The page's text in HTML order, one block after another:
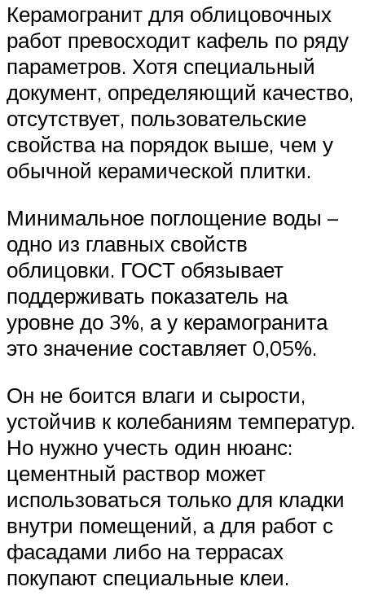
Керамогранит для облицовочных
работ превосходит кафель по ряду
параметров. Хотя специальный
документ, определяющий качество,
отсутствует, пользовательские
свойства на порядок выше, чем у
обычной керамической плитки.
Минимальное поглощение воды –
одно из главных свойств
облицовки. ГОСТ обязывает
поддерживать показатель на
уровне до 3%, а у керамогранита
это значение составляет 0,05%.
Он не боится влаги и сырости,
устойчив к колебаниям температур.
Но нужно учесть один нюанс:
цементный раствор может
использоваться только для кладки
внутри помещений, а для работ с
фасадами либо на террасах
покупают специальные клеи.